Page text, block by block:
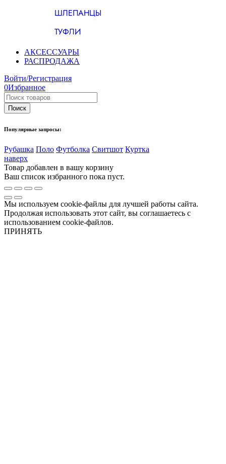
ШЛЕПАНЦЫ
ТУФЛИ
АКСЕССУАРЫ
РАСПРОДАЖА
Войти/Регистрация
0Избранное
Популярные запросы:
Рубашка Поло Футболка Свитшот Куртка
наверх
Товар добавлен в вашу корзину
Ваш список избранного пока пуст.
Мы используем cookie-файлы для лучшей работы сайта.
Продолжая использовать этот сайт, вы соглашаетесь с
использованием cookie-файлов.
ПРИНЯТЬ